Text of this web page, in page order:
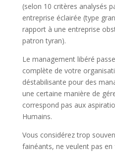
(selon 10 critères analysés
entreprise éclairée (type
rapport à une entreprise
patron tyran).
Le management libéré
complète de votre
déstabilisante pour des
une certaine manière de
correspond pas aux
Humains.
Vous considérez trop
fainéants, ne veulent pas en